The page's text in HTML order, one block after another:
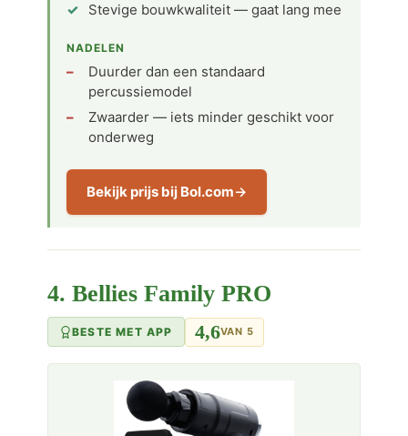
Stevige bouwkwaliteit — gaat lang mee
NADELEN
Duurder dan een standaard
percussiemodel
Zwaarder — iets minder geschikt voor
onderweg
Bekijk prijs bij Bol.com
4. Bellies Family PRO
BESTE MET APP 4,6VAN 5